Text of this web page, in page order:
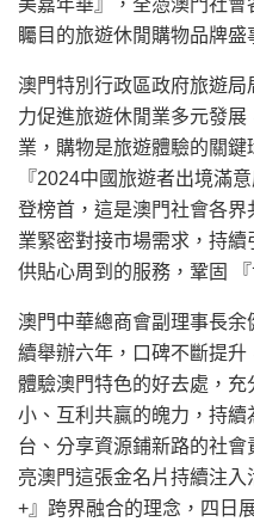
美嘉年華』，全憑澳門社
矚目的旅遊休閒購物品牌盛
澳門特別行政區政府旅遊
力促進旅遊休閒業多元發
業，購物是旅遊體驗的關
『2024中國旅遊者出境滿
登榜首，這是澳門社會各
業緊密對接市場需求，持
供貼心周到的服務，鞏固
澳門中華總商會副理事長
續舉辦六年，口碑不斷提
體驗澳門特色的好去處，
小、互利共贏的魄力，持
台、分享資源鋪新路的社
亮澳門這張金名片持續注
+』跨界融合的理念，四日